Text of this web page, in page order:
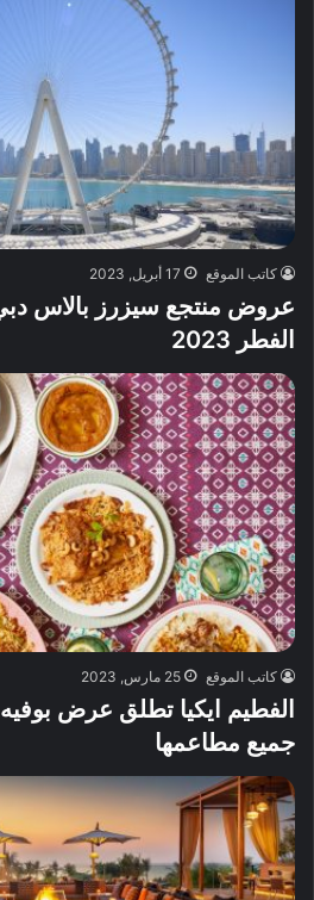
كاتب الموقع 17 أبريل, 2023
عروض منتجع سيزرز بالاس دبي
الفطر 2023
كاتب الموقع 25 مارس, 2023
الفطيم ايكيا تطلق عرض
جميع مطاعمها